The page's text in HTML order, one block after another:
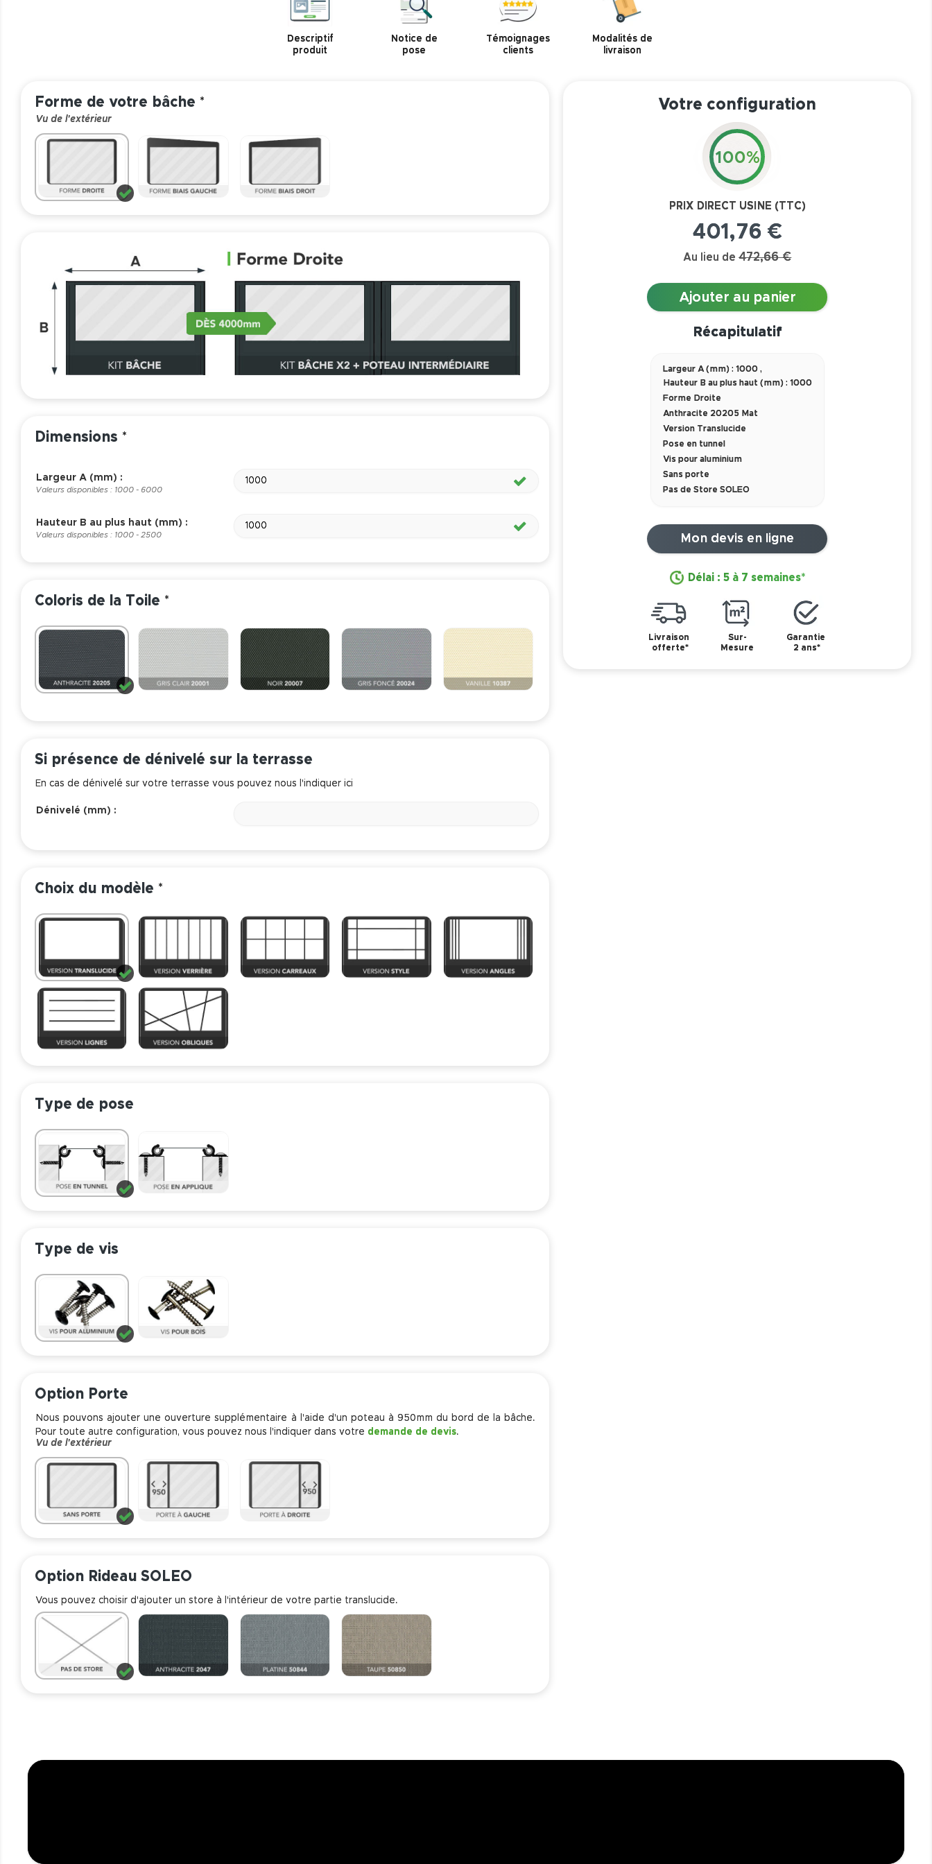
Descriptif
produit
Notice de
pose
Témoignages
clients
Modalités de
livraison
Dimensions *
Largeur A (mm) :
Valeurs disponibles : 1000 - 6000
Hauteur B au plus haut (mm) :
Valeurs disponibles : 1000 - 2500
Forme de votre bâche *
Vu de l'extérieur
Si présence de dénivelé sur la terrasse
En cas de dénivelé sur votre terrasse vous pouvez nous l'indiquer ici
Dénivelé (mm) :
Coloris de la Toile *
Choix du modèle *
Type de pose
Type de vis
Option Porte
Nous pouvons ajouter une ouverture supplémentaire à l'aide d'un poteau à 950mm du bord de la bâche.
Pour toute autre configuration, vous pouvez nous l'indiquer dans votre demande de devis.
Vu de l'extérieur
Option Rideau SOLEO
Vous pouvez choisir d'ajouter un store à l'intérieur de votre partie translucide.
Votre configuration
100%
PRIX DIRECT USINE (TTC)
401,76 €
Au lieu de 472,66 €
Ajouter au panier
Récapitulatif
Largeur A (mm) : 1000 ,
Hauteur B au plus haut (mm) : 1000
Forme Droite
Anthracite 20205 Mat
Version Translucide
Pose en tunnel
Vis pour aluminium
Sans porte
Pas de Store SOLEO
Mon devis en ligne
Délai : 5 à 7 semaines*
Livraison
offerte*
Sur-
Mesure
Garantie
2 ans*